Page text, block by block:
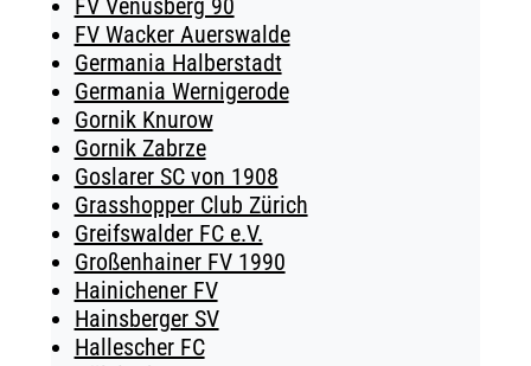
FV Venusberg 90
FV Wacker Auerswalde
Germania Halberstadt
Germania Wernigerode
Gornik Knurow
Gornik Zabrze
Goslarer SC von 1908
Grasshopper Club Zürich
Greifswalder FC e.V.
Großenhainer FV 1990
Hainichener FV
Hainsberger SV
Hallescher FC